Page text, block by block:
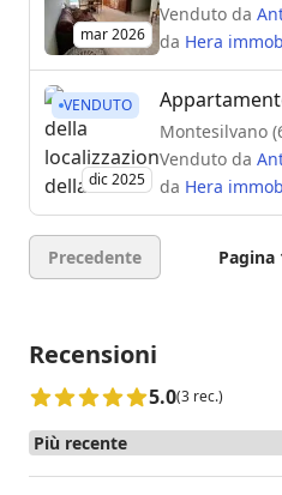
mar 2026
Venduto da
da Hera
VENDUTO
dic 2025
Montesilvano
Venduto da
da Hera
Precedente Pagina
Recensioni
5.0(3 rec.)